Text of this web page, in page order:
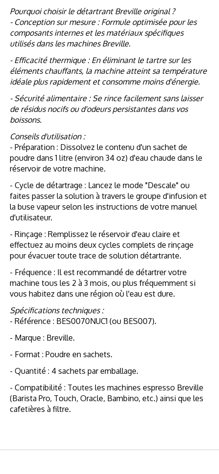
Pourquoi choisir le détartrant Breville original ?
- Conception sur mesure : Formule optimisée pour les
composants internes et les matériaux spécifiques
utilisés dans les machines Breville.
- Efficacité thermique : En éliminant le tartre sur les
éléments chauffants, la machine atteint sa température
idéale plus rapidement et consomme moins d'énergie.
- Sécurité alimentaire : Se rince facilement sans laisser
de résidus nocifs ou d'odeurs persistantes dans vos
boissons.
Conseils d'utilisation :
- Préparation : Dissolvez le contenu d'un sachet de
poudre dans 1 litre (environ 34 oz) d'eau chaude dans le
réservoir de votre machine.
- Cycle de détartrage : Lancez le mode "Descale" ou
faites passer la solution à travers le groupe d'infusion et
la buse vapeur selon les instructions de votre manuel
d'utilisateur.
- Rinçage : Remplissez le réservoir d'eau claire et
effectuez au moins deux cycles complets de rinçage
pour évacuer toute trace de solution détartrante.
- Fréquence : Il est recommandé de détartrer votre
machine tous les 2 à 3 mois, ou plus fréquemment si
vous habitez dans une région où l'eau est dure.
Spécifications techniques :
- Référence : BES0070NUC1 (ou BES007).
- Marque : Breville.
- Format : Poudre en sachets.
- Quantité : 4 sachets par emballage.
- Compatibilité : Toutes les machines espresso Breville
(Barista Pro, Touch, Oracle, Bambino, etc.) ainsi que les
cafetières à filtre.